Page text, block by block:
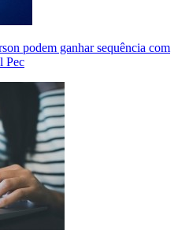
podem ganhar sequência com
Pec